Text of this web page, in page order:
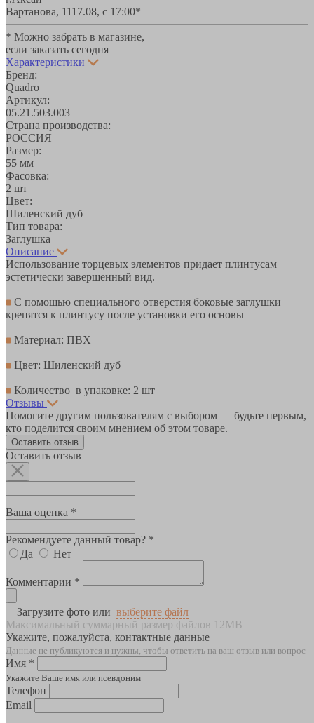
Вартанова, 1117.08, с 17:00*
* Можно забрать в магазине,
если заказать сегодня
Характеристики
Бренд:
Quadro
Артикул:
05.21.503.003
Страна производства:
РОССИЯ
Размер:
55 мм
Фасовка:
2 шт
Цвет:
Шиленский дуб
Тип товара:
Заглушка
Описание
Использование торцевых элементов придает плинтусам
эстетически завершенный вид.
С помощью специального отверстия боковые заглушки
крепятся к плинтусу после установки его основы
Материал: ПВХ
Цвет: Шиленский дуб
Количество в упаковке: 2 шт
Отзывы
Помогите другим пользователям с выбором — будьте первым,
кто поделится своим мнением об этом товаре.
Оставить отзыв
Оставить отзыв
Ваша оценка *
Рекомендуете данный товар? *
Да
Нет
Комментарии *
Загрузите фото или выберите файл
Максимальный суммарный размер файлов 12MB
Укажите, пожалуйста, контактные данные
Данные не публикуются и нужны, чтобы ответить на ваш отзыв или вопрос
Имя *
Укажите Ваше имя или псевдоним
Телефон
Email